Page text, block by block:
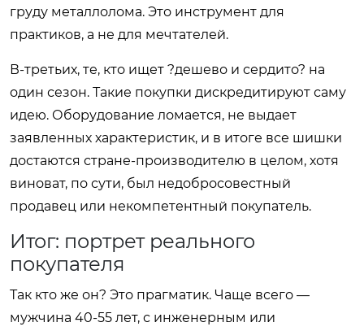
груду металлолома. Это инструмент для
практиков, а не для мечтателей.
В-третьих, те, кто ищет ?дешево и сердито? на
один сезон. Такие покупки дискредитируют саму
идею. Оборудование ломается, не выдает
заявленных характеристик, и в итоге все шишки
достаются стране-производителю в целом, хотя
виноват, по сути, был недобросовестный
продавец или некомпетентный покупатель.
Итог: портрет реального
покупателя
Так кто же он? Это прагматик. Чаще всего —
мужчина 40-55 лет, с инженерным или